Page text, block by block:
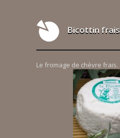
Bicottin frais
Le fromage de chèvre frais.